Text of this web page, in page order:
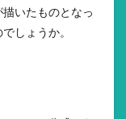
いたものとなっ
しょうか。